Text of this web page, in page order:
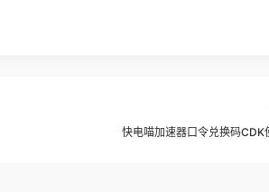
快电喵加速器口令兑换码CDK